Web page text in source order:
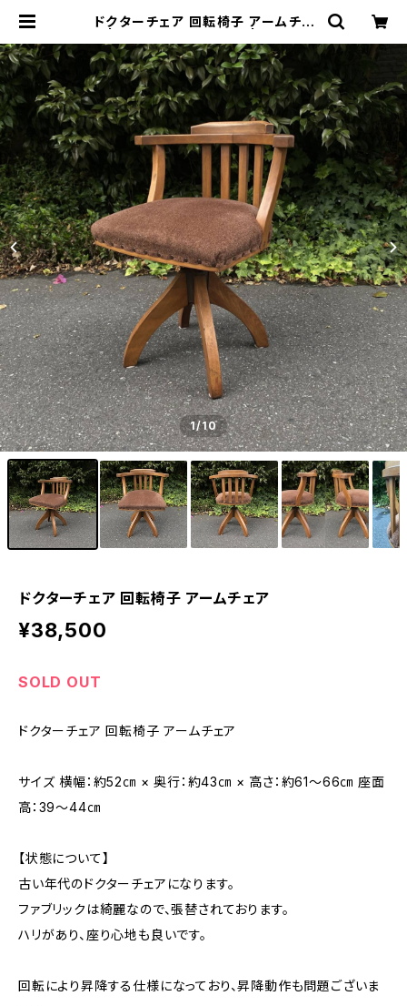
ドクターチェア 回転椅子 アームチェ
楽坂のリサイクルショップ・古着
1/10
ドクターチェア 回転椅子 アームチェア
¥38,500
SOLD OUT
ドクターチェア 回転椅子 アームチェア
サイズ 横幅：約52㎝ × 奥行：約43㎝ × 高さ：約61～66㎝ 座面
高：39～44㎝
【状態について】
古い年代のドクターチェアになります。
ファブリックは綺麗なので、張替されております。
ハリがあり、座り心地も良いです。
回転により昇降する仕様になっており、昇降動作も問題ございま